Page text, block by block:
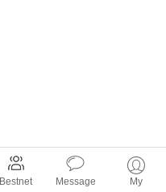
Bestnet Message My